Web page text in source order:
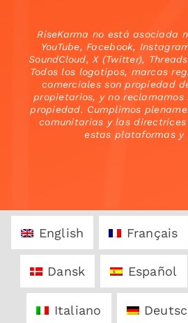
RiseKarma no está asociada
YouTube, Facebook,
SoundCloud, X (Twitter),
Todos los logotipos, marcas
comerciales son propiedad
propietarios, y no reclamamos
propiedad. Cumplimos
comunitarias y las
estas plataformas y
English Français
Dansk Español
Italiano